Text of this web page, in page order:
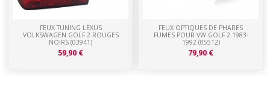
FEUX TUNING LEXUS
VOLKSWAGEN GOLF 2 ROUGES
NOIRS (03941)
59,90 €
FEUX OPTIQUES DE PHARES
FUMES POUR VW GOLF 2 1983-
1992 (05512)
79,90 €